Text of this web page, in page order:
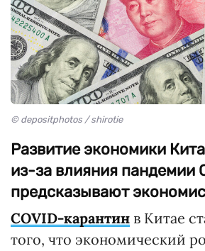
© depositphotos / shirotie
Развитие экономики
из-за влияния пандемии
предсказывают
COVID-карантин в Китае
того, что экономический